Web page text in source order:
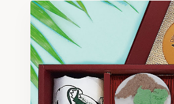
咿哇精品實業 / 代工
A to Z studio / 設計
COOPERATION / 歷年實績